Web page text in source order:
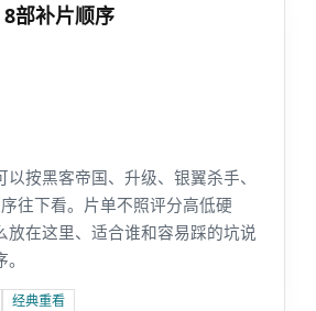
部补片顺序
按黑客帝国、升级、银翼杀手、
往下看。片单不照评分高低硬
放在这里、适合谁和容易踩的坑说
经典重看